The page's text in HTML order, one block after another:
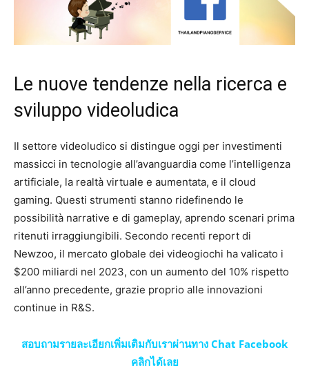
Le nuove tendenze nella ricerca e
sviluppo videoludica
Il settore videoludico si distingue oggi per investimenti
massicci in tecnologie all’avanguardia come l’intelligenza
artificiale, la realtà virtuale e aumentata, e il cloud
gaming. Questi strumenti stanno ridefinendo le
possibilità narrative e di gameplay, aprendo scenari prima
ritenuti irraggiungibili. Secondo recenti report di
Newzoo, il mercato globale dei videogiochi ha valicato i
$200 miliardi nel 2023, con un aumento del 10% rispetto
all’anno precedente, grazie proprio alle innovazioni
continue in R&S.
สอบถามรายละเอียกเพิ่มเติมกับเราผ่านทาง Chat Facebook
คลิกได้เลย